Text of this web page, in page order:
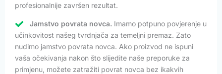
profesionalnije završen rezultat.
Jamstvo povrata novca. Imamo potpuno povjerenje u
učinkovitost našeg tvrdnjača za temeljni premaz. Zato
nudimo jamstvo povrata novca. Ako proizvod ne ispuni
vaša očekivanja nakon što slijedite naše preporuke za
primjenu, možete zatražiti povrat novca bez ikakvih